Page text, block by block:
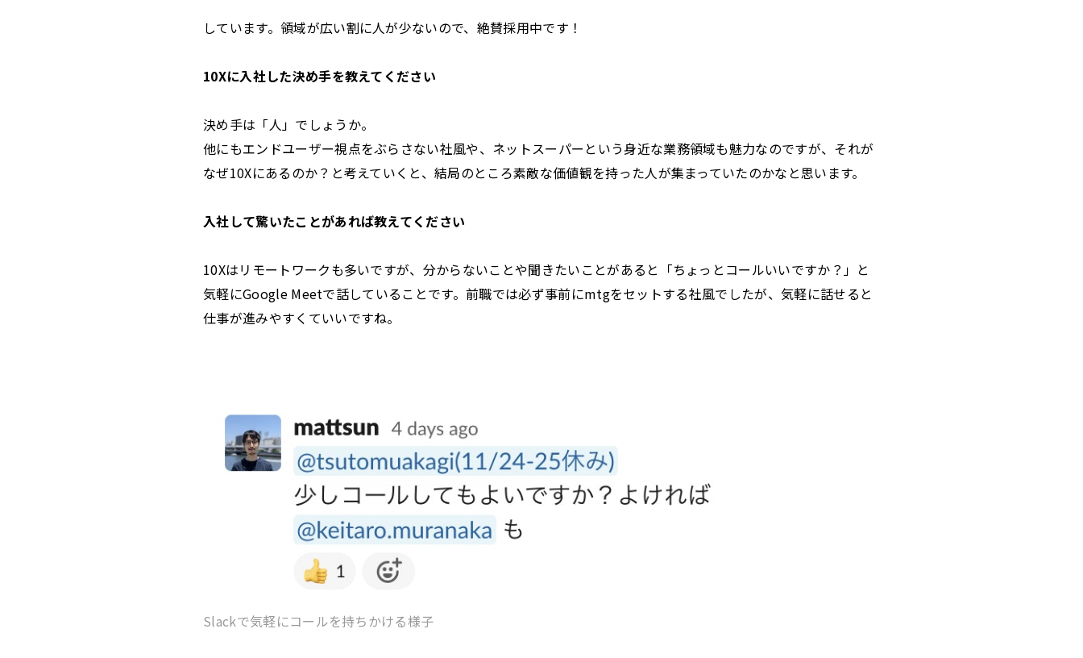
しています。領域が広い割に人が少ないので、絶賛採用中です！
10Xに入社した決め手を教えてください
決め手は「人」でしょうか。
他にもエンドユーザー視点をぶらさない社風や、ネットスーパーという身近な業務領域も魅力なのですが、それが
なぜ10Xにあるのか？と考えていくと、結局のところ素敵な価値観を持った人が集まっていたのかなと思います。
入社して驚いたことがあれば教えてください
10Xはリモートワークも多いですが、分からないことや聞きたいことがあると「ちょっとコールいいですか？」と
気軽にGoogle Meetで話していることです。前職では必ず事前にmtgをセットする社風でしたが、気軽に話せると
仕事が進みやすくていいですね。
Slackで気軽にコールを持ちかける様子